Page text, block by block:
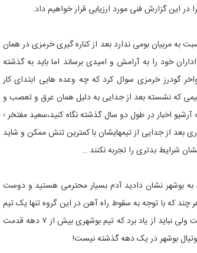
این گزارش فنی مورد ارزیابی قرار خواهیم داد.
به مربیان بومی ندارد بعد از کناره گیری خرمزی در همان
خود را به آرامش و امیدی برساند اما باید به گذشته
گودرز خرمزی سوال کرد که چه وعده هایی ابتدای کار
که نشسته بعد از جدایی به دلیل همان عرق و تعصب و
اخبار در طول دو سال گذشته نگاه کنید،سعید مفتخر ؛
بعد از جدایی از تیمهایشان با کمترین تنش ممکن و شاید
شرایط بدتری را تجربه نکنند …
به بوشهر نشان دادید آدم بسیار محترمی هستید و دوست
چند که با توجه به سقوط راه آهن در این گروه تنها یک تیم
سقوط خواهد کرد که شرایط مس نوین کرمان از ایرانجوان هم بدتر است ولی نباید از یاد برد که تیم بوشهری بیش از ۷ دهه قدمت
بوشهر در یک دهه گذشته نیست!